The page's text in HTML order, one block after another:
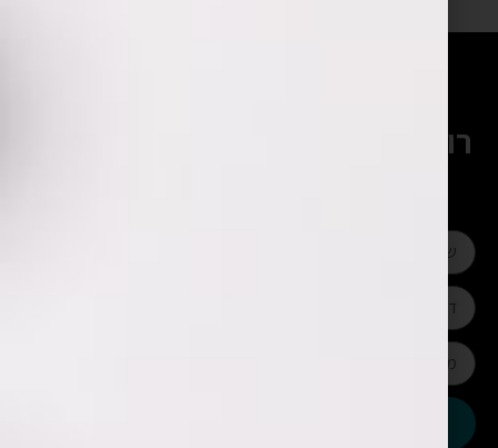
רוצים להתייעץ עם המומחים שלנו?